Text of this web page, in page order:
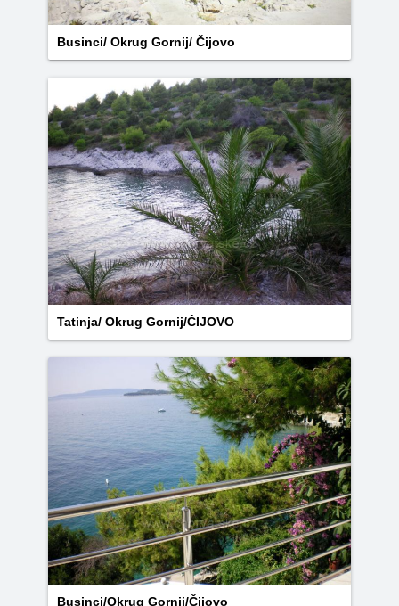
Businci/ Okrug Gornij/ Čijovo
Tatinja/ Okrug Gornij/ČIJOVO
Businci/Okrug Gornij/Čijovo